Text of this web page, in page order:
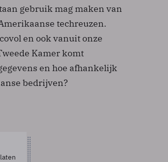
gebruik mag maken van
techreuzen.
en ook vanuit onze
Kamer komt
en hoe afhankelijk
bedrijven?